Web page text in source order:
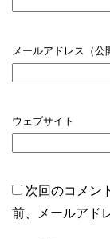
メールアドレス（公
ウェブサイト
次回のコメン
前、メールアド